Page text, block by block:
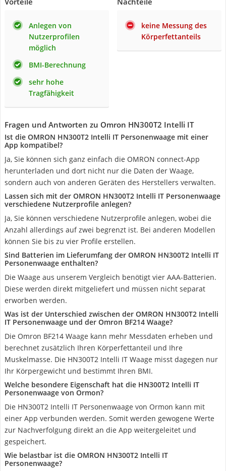
Anlegen von
Nutzerprofilen
möglich
BMI-Berechnung
sehr hohe
Tragfähigkeit
keine Messung des
Körperfettanteils
Fragen und Antworten zu Omron HN300T2 Intelli IT
Ist die OMRON HN300T2 Intelli IT Personenwaage mit einer
App kompatibel?
Ja, Sie können sich ganz einfach die OMRON connect-App
herunterladen und dort nicht nur die Daten der Waage,
sondern auch von anderen Geräten des Herstellers verwalten.
Lassen sich mit der OMRON HN300T2 Intelli IT Personenwaage
verschiedene Nutzerprofile anlegen?
Ja, Sie können verschiedene Nutzerprofile anlegen, wobei die
Anzahl allerdings auf zwei begrenzt ist. Bei anderen Modellen
können Sie bis zu vier Profile erstellen.
Sind Batterien im Lieferumfang der OMRON HN300T2 Intelli IT
Personenwaage enthalten?
Die Waage aus unserem Vergleich benötigt vier AAA-Batterien.
Diese werden direkt mitgeliefert und müssen nicht separat
erworben werden.
Was ist der Unterschied zwischen der OMRON HN300T2 Intelli
IT Personenwaage und der Omron BF214 Waage?
Die Omron BF214 Waage kann mehr Messdaten erheben und
berechnet zusätzlich Ihren Körperfettanteil und Ihre
Muskelmasse. Die HN300T2 Intelli IT Waage misst dagegen nur
Ihr Körpergewicht und bestimmt Ihren BMI.
Welche besondere Eigenschaft hat die HN300T2 Intelli IT
Personenwaage von Ormon?
Die HN300T2 Intelli IT Personenwaage von Ormon kann mit
einer App verbunden werden. Somit werden gewogene Werte
zur Nachverfolgung direkt an die App weitergeleitet und
gespeichert.
Wie belastbar ist die OMRON HN300T2 Intelli IT
Personenwaage?